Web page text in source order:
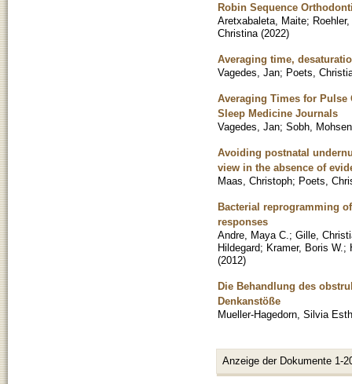
Robin Sequence
Aretxabaleta, Maite;
Christina (2022)
Averaging time,
Vagedes, Jan; Poets,
Averaging Times for Pulse
Sleep Medicine Journals
Vagedes, Jan; Sobh, Mohsen
Avoiding postnatal
view in the absence of
Maas, Christoph; Poets,
Bacterial reprogramming
responses
Andre, Maya C. ; Gille,
Hildegard; Kramer, Boris W. ;
(2012)
Die Behandlung des
Denkanstöße
Mueller-Hagedorn, Silvia
Anzeige der Dokumente 1-